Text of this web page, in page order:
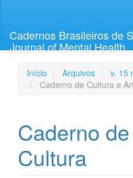
Lateral
Cadernos Brasileiros de
Journal of Mental Health
Início Arquivos
v. 15
Caderno de Cultura e
Caderno
Cultura